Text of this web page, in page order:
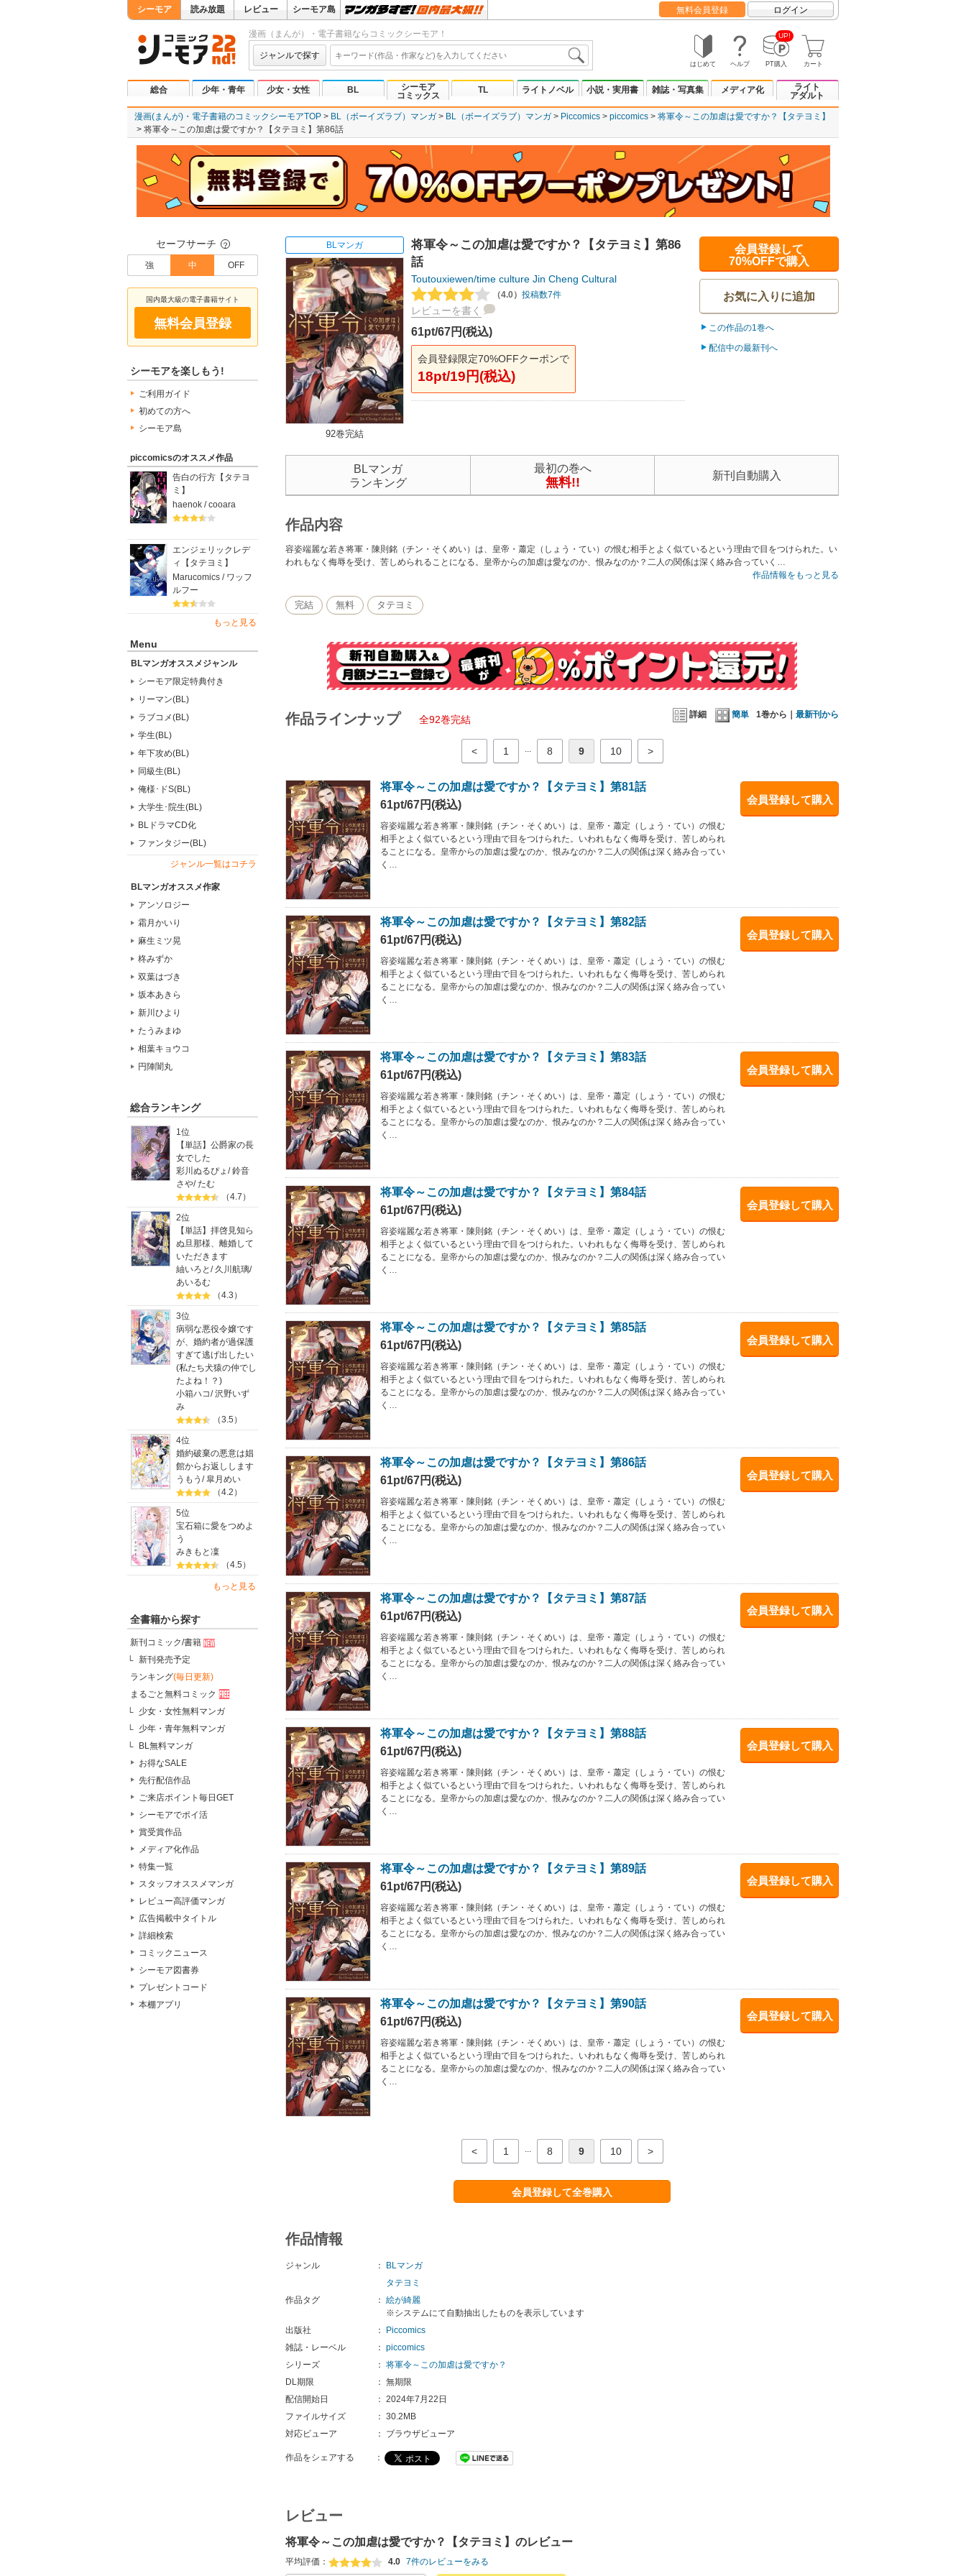
シーモア 読み放題 レビュー シーモア島 無料会員登録 ログイン
漫画（まんが）・電子書籍ならコミックシーモア！
ジャンルで探す
はじめて ヘルプ
UP!
PT購入 カート
総合 少年・青年 少女・女性 BL
シーモア
コミックス
TL ライトノベル 小説・実用書 雑誌・写真集 メディア化
ライト
アダルト
漫画(まんが)・電子書籍のコミックシーモアTOP BL（ボーイズラブ）マンガ BL（ボーイズラブ）マンガ Piccomics piccomics
将軍令～この加虐は愛ですか？【タテヨミ】
将軍令～この加虐は愛ですか？【タテヨミ】第86話
セーフサーチ ？
強 中 OFF
国内最大級の電子書籍サイト
無料会員登録
シーモアを楽しもう!
ご利用ガイド
初めての方へ
シーモア島
piccomicsのオススメ作品
告白の行方【タテヨ
ミ】
haenok / cooara
エンジェリックレデ
ィ【タテヨミ】
Marucomics / ワッフ
ルフー
もっと見る
Menu
BLマンガオススメジャンル
シーモア限定特典付き
リーマン(BL)
ラブコメ(BL)
学生(BL)
年下攻め(BL)
同級生(BL)
俺様･ドS(BL)
大学生･院生(BL)
BLドラマCD化
ファンタジー(BL)
ジャンル一覧はコチラ
BLマンガオススメ作家
アンソロジー
霜月かいり
麻生ミツ晃
柊みずか
双葉はづき
坂本あきら
新川ひより
たうみまゆ
相葉キョウコ
円陣闇丸
総合ランキング
1位
【単話】公爵家の長
女でした
彩川ぬるぴょ /鈴音
さや/たむ
（4.7）
2位
【単話】拝啓見知ら
ぬ旦那様、離婚して
いただきます
紬いろと / 久川航璃/
あいるむ
（4.3）
3位
病弱な悪役令嬢です
が、婚約者が過保護
すぎて逃げ出したい
(私たち犬猿の仲でし
たよね！？)
小箱ハコ/沢野いず
み
（3.5）
4位
婚約破棄の悪意は娼
館からお返しします
うもう /皐月めい
（4.2）
5位
宝石箱に愛をつめよ
う
みきもと凜
（4.5）
もっと見る
全書籍から探す
新刊コミック/書籍
新刊発売予定
ランキング(毎日更新)
まるごと無料コミック
少女・女性無料マンガ
少年・青年無料マンガ
BL無料マンガ
お得なSALE
先行配信作品
ご来店ポイント毎日GET
シーモアでポイ活
賞受賞作品
メディア化作品
特集一覧
スタッフオススメマンガ
レビュー高評価マンガ
広告掲載中タイトル
詳細検索
コミックニュース
シーモア図書券
プレゼントコード
本棚アプリ
BLマンガ
92巻完結
将軍令～この加虐は愛ですか？【タテヨミ】第86
話
Toutouxiewen/time culture Jin Cheng Cultural
（4.0） 投稿数7件
レビューを書く
61pt/67円(税込)
会員登録限定70%OFFクーポンで
18pt/19円(税込)
会員登録して
70%OFFで購入
お気に入りに追加
この作品の1巻へ
配信中の最新刊へ
BLマンガ
ランキング
最初の巻へ
無料!! 新刊自動購入
作品内容
容姿端麗な若き将軍・陳則銘（チン・そくめい）は、皇帝・蕭定（しょう・てい）の恨む相手とよく似ているという理由で目をつけられた。い
われもなく侮辱を受け、苦しめられることになる。皇帝からの加虐は愛なのか、恨みなのか？二人の関係は深く絡み合っていく…
作品情報をもっと見る
完結 無料 タテヨミ
詳細 簡単 1巻から｜ 最新刊から
作品ラインナップ 全92巻完結
< 1 ... 8 9 10 >
会員登録して購入
将軍令～この加虐は愛ですか？【タテヨミ】第81話
61pt/67円(税込)
容姿端麗な若き将軍・陳則銘（チン・そくめい）は、皇帝・蕭定（しょう・てい）の恨む
相手とよく似ているという理由で目をつけられた。いわれもなく侮辱を受け、苦しめられ
ることになる。皇帝からの加虐は愛なのか、恨みなのか？二人の関係は深く絡み合ってい
く…
会員登録して購入
将軍令～この加虐は愛ですか？【タテヨミ】第82話
61pt/67円(税込)
容姿端麗な若き将軍・陳則銘（チン・そくめい）は、皇帝・蕭定（しょう・てい）の恨む
相手とよく似ているという理由で目をつけられた。いわれもなく侮辱を受け、苦しめられ
ることになる。皇帝からの加虐は愛なのか、恨みなのか？二人の関係は深く絡み合ってい
く…
会員登録して購入
将軍令～この加虐は愛ですか？【タテヨミ】第83話
61pt/67円(税込)
容姿端麗な若き将軍・陳則銘（チン・そくめい）は、皇帝・蕭定（しょう・てい）の恨む
相手とよく似ているという理由で目をつけられた。いわれもなく侮辱を受け、苦しめられ
ることになる。皇帝からの加虐は愛なのか、恨みなのか？二人の関係は深く絡み合ってい
く…
会員登録して購入
将軍令～この加虐は愛ですか？【タテヨミ】第84話
61pt/67円(税込)
容姿端麗な若き将軍・陳則銘（チン・そくめい）は、皇帝・蕭定（しょう・てい）の恨む
相手とよく似ているという理由で目をつけられた。いわれもなく侮辱を受け、苦しめられ
ることになる。皇帝からの加虐は愛なのか、恨みなのか？二人の関係は深く絡み合ってい
く…
会員登録して購入
将軍令～この加虐は愛ですか？【タテヨミ】第85話
61pt/67円(税込)
容姿端麗な若き将軍・陳則銘（チン・そくめい）は、皇帝・蕭定（しょう・てい）の恨む
相手とよく似ているという理由で目をつけられた。いわれもなく侮辱を受け、苦しめられ
ることになる。皇帝からの加虐は愛なのか、恨みなのか？二人の関係は深く絡み合ってい
く…
会員登録して購入
将軍令～この加虐は愛ですか？【タテヨミ】第86話
61pt/67円(税込)
容姿端麗な若き将軍・陳則銘（チン・そくめい）は、皇帝・蕭定（しょう・てい）の恨む
相手とよく似ているという理由で目をつけられた。いわれもなく侮辱を受け、苦しめられ
ることになる。皇帝からの加虐は愛なのか、恨みなのか？二人の関係は深く絡み合ってい
く…
会員登録して購入
将軍令～この加虐は愛ですか？【タテヨミ】第87話
61pt/67円(税込)
容姿端麗な若き将軍・陳則銘（チン・そくめい）は、皇帝・蕭定（しょう・てい）の恨む
相手とよく似ているという理由で目をつけられた。いわれもなく侮辱を受け、苦しめられ
ることになる。皇帝からの加虐は愛なのか、恨みなのか？二人の関係は深く絡み合ってい
く…
会員登録して購入
将軍令～この加虐は愛ですか？【タテヨミ】第88話
61pt/67円(税込)
容姿端麗な若き将軍・陳則銘（チン・そくめい）は、皇帝・蕭定（しょう・てい）の恨む
相手とよく似ているという理由で目をつけられた。いわれもなく侮辱を受け、苦しめられ
ることになる。皇帝からの加虐は愛なのか、恨みなのか？二人の関係は深く絡み合ってい
く…
会員登録して購入
将軍令～この加虐は愛ですか？【タテヨミ】第89話
61pt/67円(税込)
容姿端麗な若き将軍・陳則銘（チン・そくめい）は、皇帝・蕭定（しょう・てい）の恨む
相手とよく似ているという理由で目をつけられた。いわれもなく侮辱を受け、苦しめられ
ることになる。皇帝からの加虐は愛なのか、恨みなのか？二人の関係は深く絡み合ってい
く…
会員登録して購入
将軍令～この加虐は愛ですか？【タテヨミ】第90話
61pt/67円(税込)
容姿端麗な若き将軍・陳則銘（チン・そくめい）は、皇帝・蕭定（しょう・てい）の恨む
相手とよく似ているという理由で目をつけられた。いわれもなく侮辱を受け、苦しめられ
ることになる。皇帝からの加虐は愛なのか、恨みなのか？二人の関係は深く絡み合ってい
く…
< 1 ... 8 9 10 >
会員登録して全巻購入
作品情報
ジャンル ：
BLマンガ
タテヨミ
作品タグ
： 絵が綺麗
※システムにて自動抽出したものを表示しています
出版社
：
Piccomics
雑誌・レーベル
： piccomics
シリーズ
： 将軍令～この加虐は愛ですか？
DL期限
： 無期限
配信開始日
： 2024年7月22日
ファイルサイズ
： 30.2MB
対応ビューア
： ブラウザビューア
作品をシェアする ：
レビュー
将軍令～この加虐は愛ですか？【タテヨミ】のレビュー
平均評価： 4.0 7件のレビューをみる